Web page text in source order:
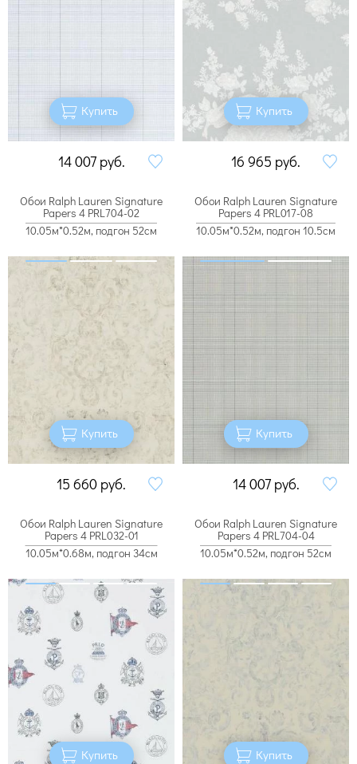
Купить
14 007 руб.
Купить
16 965 руб.
Обои Ralph Lauren Signature
Papers 4 PRL704-02
10.05м*0.52м, подгон 52см
Купить
15 660 руб.
Обои Ralph Lauren Signature
Papers 4 PRL017-08
10.05м*0.52м, подгон 10.5см
Купить
14 007 руб.
Обои Ralph Lauren Signature
Papers 4 PRL032-01
10.05м*0.68м, подгон 34см
Купить
Обои Ralph Lauren Signature
Papers 4 PRL704-04
10.05м*0.52м, подгон 52см
Купить